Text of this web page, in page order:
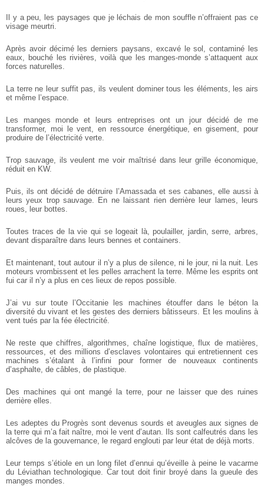
Il y a peu, les paysages que je léchais de mon souffle n’offraient pas ce
visage meurtri.
Après avoir décimé les derniers paysans, excavé le sol, contaminé les
eaux, bouché les rivières, voilà que les manges-monde s’attaquent aux
forces naturelles.
La terre ne leur suffit pas, ils veulent dominer tous les éléments, les airs
et même l’espace.
Les manges monde et leurs entreprises ont un jour décidé de me
transformer, moi le vent, en ressource énergétique, en gisement, pour
produire de l’électricité verte.
Trop sauvage, ils veulent me voir maîtrisé dans leur grille économique,
réduit en KW.
Puis, ils ont décidé de détruire l’Amassada et ses cabanes, elle aussi à
leurs yeux trop sauvage. En ne laissant rien derrière leur lames, leurs
roues, leur bottes.
Toutes traces de la vie qui se logeait là, poulailler, jardin, serre, arbres,
devant disparaître dans leurs bennes et containers.
Et maintenant, tout autour il n’y a plus de silence, ni le jour, ni la nuit. Les
moteurs vrombissent et les pelles arrachent la terre. Même les esprits ont
fui car il n’y a plus en ces lieux de repos possible.
J’ai vu sur toute l’Occitanie les machines étouffer dans le béton la
diversité du vivant et les gestes des derniers bâtisseurs. Et les moulins à
vent tués par la fée électricité.
Ne reste que chiffres, algorithmes, chaîne logistique, flux de matières,
ressources, et des millions d’esclaves volontaires qui entretiennent ces
machines s’étalant à l’infini pour former de nouveaux continents
d’asphalte, de câbles, de plastique.
Des machines qui ont mangé la terre, pour ne laisser que des ruines
derrière elles.
Les adeptes du Progrès sont devenus sourds et aveugles aux signes de
la terre qui m’a fait naître, moi le vent d’autan. Ils sont calfeutrés dans les
alcôves de la gouvernance, le regard englouti par leur état de déjà morts.
Leur temps s’étiole en un long filet d’ennui qu’éveille à peine le vacarme
du Léviathan technologique. Car tout doit finir broyé dans la gueule des
manges mondes.